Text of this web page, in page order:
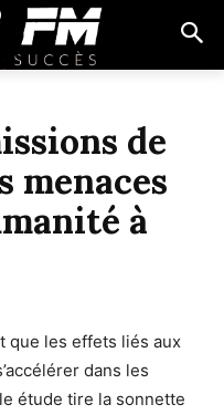
de
menaces
à
que les effets liés aux
dans les
étude tire la sonnette